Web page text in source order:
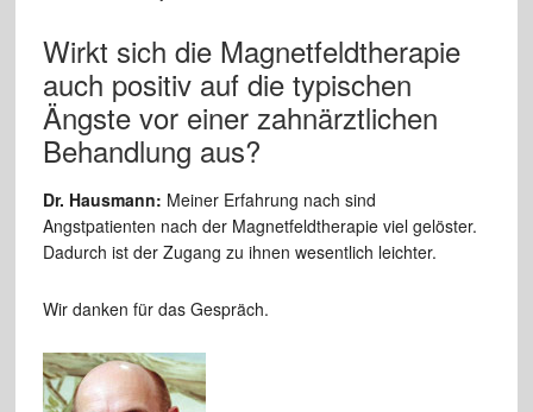
Wirkt sich die Magnetfeldtherapie
auch positiv auf die typischen
Ängste vor einer zahnärztlichen
Behandlung aus?
Dr. Hausmann: Meiner Erfahrung nach sind
Angstpatienten nach der Magnetfeldtherapie viel gelöster.
Dadurch ist der Zugang zu ihnen wesentlich leichter.
Wir danken für das Gespräch.